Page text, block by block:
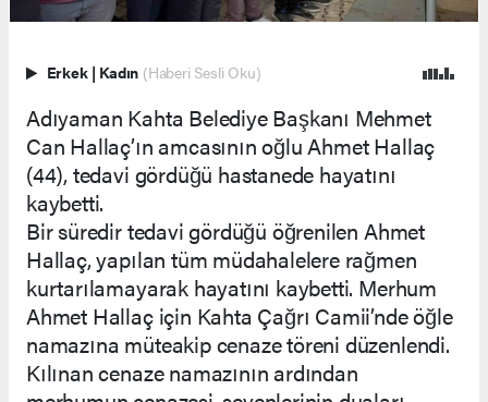
Erkek | Kadın (Haberi Sesli Oku)
Adıyaman Kahta Belediye Başkanı Mehmet
Can Hallaç’ın amcasının oğlu Ahmet Hallaç
(44), tedavi gördüğü hastanede hayatını
kaybetti.
Bir süredir tedavi gördüğü öğrenilen Ahmet
Hallaç, yapılan tüm müdahalelere rağmen
kurtarılamayarak hayatını kaybetti. Merhum
Ahmet Hallaç için Kahta Çağrı Camii’nde öğle
namazına müteakip cenaze töreni düzenlendi.
Kılınan cenaze namazının ardından